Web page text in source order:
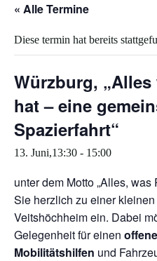
« Alle Termine
Diese termin hat bereits
Würzburg, „Alles
hat – eine
Spazierfahrt“
13. Juni,13:30 - 15:00
unter dem Motto „Alles, was
Sie herzlich zu einer
Veitshöchheim ein. Dabei
Gelegenheit für einen
Mobilitätshilfen und